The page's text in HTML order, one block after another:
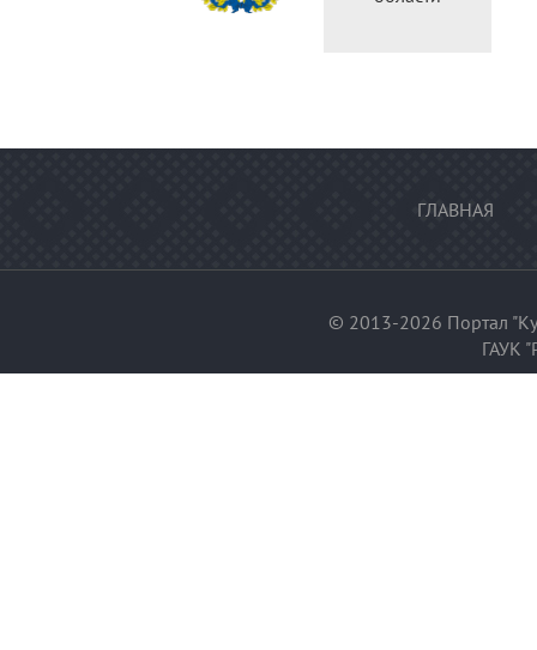
ГЛАВНАЯ
© 2013-2026 Портал
ГАУК